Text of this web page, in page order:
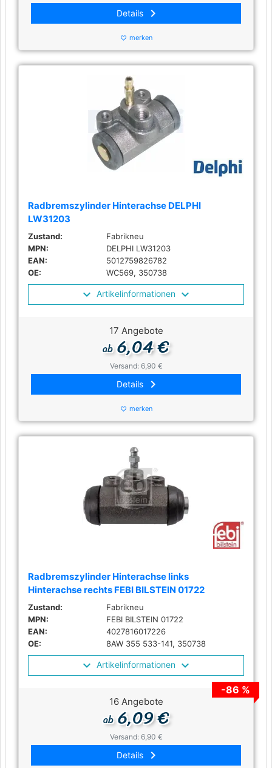
Details keyboard_arrow_right
favorite_border merken
Radbremszylinder Hinterachse DELPHI
LW31203
Zustand:
Fabrikneu
MPN:
DELPHI LW31203
EAN:
5012759826782
OE:
WC569, 350738
Artikelinformationen
17 Angebote
ab6,04 €
Versand: 6,90 €
Details keyboard_arrow_right
favorite_border merken
Radbremszylinder Hinterachse links
Hinterachse rechts FEBI BILSTEIN 01722
Zustand:
Fabrikneu
MPN:
FEBI BILSTEIN 01722
EAN:
4027816017226
OE:
8AW 355 533-141, 350738
Artikelinformationen
-86 %
16 Angebote
ab6,09 €
Versand: 6,90 €
Details keyboard_arrow_right